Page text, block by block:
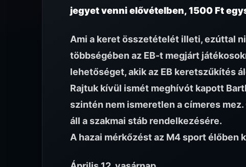
jegyet venni elővételben, 1500 Ft
Ami a keret összetételét illeti, ezúttal
többségében az EB-t megjárt
lehetőséget, akik az EB keretszűkítés
Rajtuk kívül ismét meghívót kapott
szintén nem ismeretlen a címeres
áll a szakmai stáb rendelkezésére.
A hazai mérkőzést az M4 sport élőben